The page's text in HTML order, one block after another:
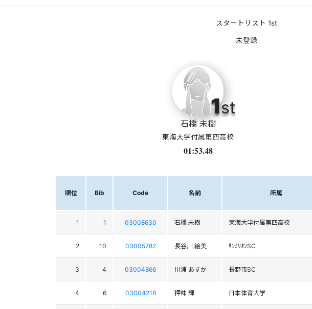
スタートリスト 1st
1st
石橋 未樹
東海大学付属第四高校
01:53.48
順位 Bib Code 名前 所属
1 1 03008630 石橋 未樹 東海大学付属第四高校
2 10 03005782 長谷川 絵美 ｻﾝﾐﾘｵﾝSC
3 4 03004866 川浦 あすか 長野市SC
4 6 03004218 押味 輝 日本体育大学